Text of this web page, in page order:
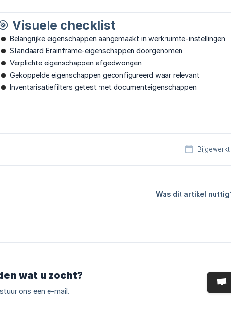
Visuele checklist
Belangrijke eigenschappen aangemaakt in werkruimte-instellingen
Standaard Brainframe-eigenschappen doorgenomen
Verplichte eigenschappen afgedwongen
Gekoppelde eigenschappen geconfigureerd waar relevant
Inventarisatiefilters getest met documenteigenschappen
Was dit artikel
wat u zocht?
ons een e-mail.